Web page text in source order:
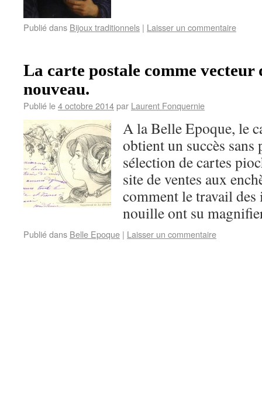
Publié dans Bijoux traditionnels | Laisser un commentaire
La carte postale comme
nouveau.
Publié le4 octobre 2014par Laurent Fonquernie
A la Belle Epoque, le
obtient un succès
sélection de cartes
site de ventes aux
comment le travail
nouille ont su
Publié dans Belle Epoque | Laisser un commentaire